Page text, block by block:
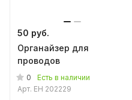
50 руб.
Органайзер для
проводов
0
Есть в наличии
Арт. EH 202229